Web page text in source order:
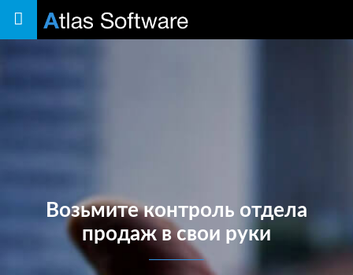
Toggle
navigation
Возьмите контроль отдела
продаж в свои руки